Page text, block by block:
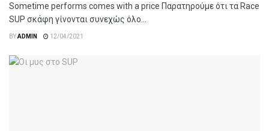
Sometime performs comes with a price Παρατηρούμε ότι τα Race
SUP σκάφη γίνονται συνεχώς όλο...
BYADMIN 12/04/2021